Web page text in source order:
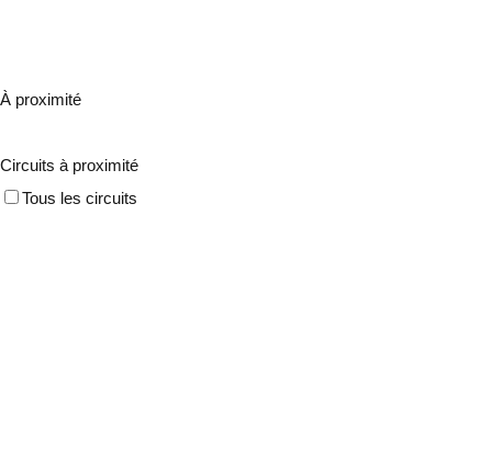
À proximité
Circuits à proximité
Tous les circuits